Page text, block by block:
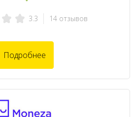
3.3 14 отзывов
Подробнее